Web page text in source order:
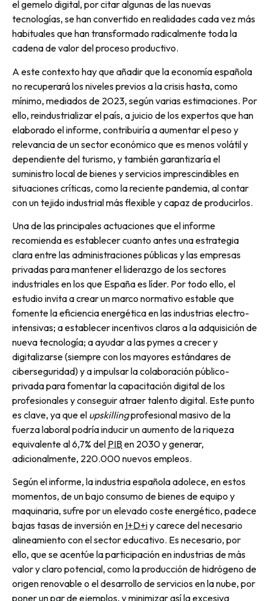
el gemelo digital, por citar algunas de las nuevas
tecnologías, se han convertido en realidades cada vez más
habituales que han transformado radicalmente toda la
cadena de valor del proceso productivo.
A este contexto hay que añadir que la economía española
no recuperará los niveles previos a la crisis hasta, como
mínimo, mediados de 2023, según varias estimaciones. Por
ello, reindustrializar el país, a juicio de los expertos que han
elaborado el informe, contribuiría a aumentar el peso y
relevancia de un sector económico que es menos volátil y
dependiente del turismo, y también garantizaría el
suministro local de bienes y servicios imprescindibles en
situaciones críticas, como la reciente pandemia, al contar
con un tejido industrial más flexible y capaz de producirlos.
Una de las principales actuaciones que el informe
recomienda es establecer cuanto antes una estrategia
clara entre las administraciones públicas y las empresas
privadas para mantener el liderazgo de los sectores
industriales en los que España es líder. Por todo ello, el
estudio invita a crear un marco normativo estable que
fomente la eficiencia energética en las industrias electro-
intensivas; a establecer incentivos claros a la adquisición de
nueva tecnología; a ayudar a laspymesa crecer y
digitalizarse (siempre con los mayores estándares de
ciberseguridad) y a impulsar la colaboración público-
privada para fomentar la capacitación digital de los
profesionales y conseguir atraer talento digital. Este punto
es clave, ya que el upskillingprofesional masivo de la
fuerza laboral podría inducir un aumento de la riqueza
equivalente al 6,7% del PIBen 2030 y generar,
adicionalmente, 220.000 nuevos empleos.
Según el informe, la industria española adolece, en estos
momentos, de un bajo consumo de bienes de equipo y
maquinaria, sufre por un elevado coste energético, padece
bajas tasas de inversión en I+D+iy carece del necesario
alineamiento con el sector educativo. Es necesario, por
ello, que se acentúe la participación en industrias de más
valor y claro potencial, como la producción de hidrógeno de
origen renovable o el desarrollo de servicios en la nube, por
poner un par de ejemplos, y minimizar así la excesiva